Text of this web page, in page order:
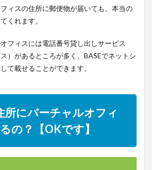
ィスの住所に郵便物が届いても、本当の
くれます。
フィスには電話番号貸し出しサービス
ス）があるところが多く、BASEでネットシ
て載せることができます。
所にバーチャルオフィ
の？【OKです】